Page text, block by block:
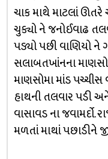
ચાક માથે માટલાં ઊતરે
ચુક્યો ને જનોઈવાઢ
પડ્યો પછી વાણિયો ને
સલાબતખાંનના માણસો
માણસોમા માંડ પચ્ચીસ
હાથની તલવાર પડી
વાસાવડ ના
મળતાં માથાં પછાડીને